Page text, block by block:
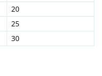
20
25
30